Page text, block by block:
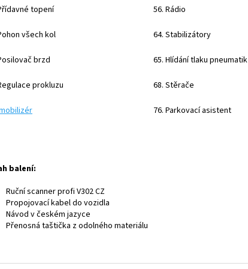
topení 56. Rádio
všech kol 64. Stabilizátory
brzd 65. Hlídání tlaku pneumatik
prokluzu 68. Stěrače
76. Parkovací asistent
balení:
Ruční scanner profi V302 CZ
Propojovací kabel do vozidla
Návod v českém jazyce
Přenosná taštička z odolného materiálu